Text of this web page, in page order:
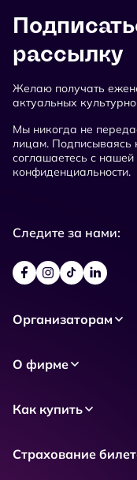
рассылку
Желаю получать
актуальных
Мы никогда не
лицам. Подписываясь
соглашаетесь с нашей
конфиденциальности.
Следите за нами:
Организаторам
О фирме
Как купить
Страхование